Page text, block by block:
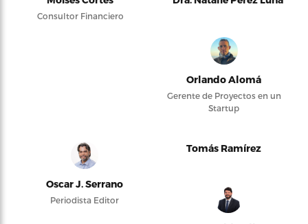
Consultor Financiero
Orlando Alomá
Gerente de Proyectos en un
Startup
Oscar J. Serrano
Periodista Editor
Tomás Ramírez